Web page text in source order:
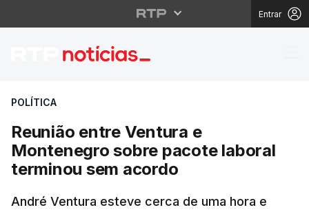
Entrar
Reunião entre
POLÍTICA
Reunião entre Ventura e
Montenegro sobre pacote laboral
terminou sem acordo
André Ventura esteve cerca de uma hora e